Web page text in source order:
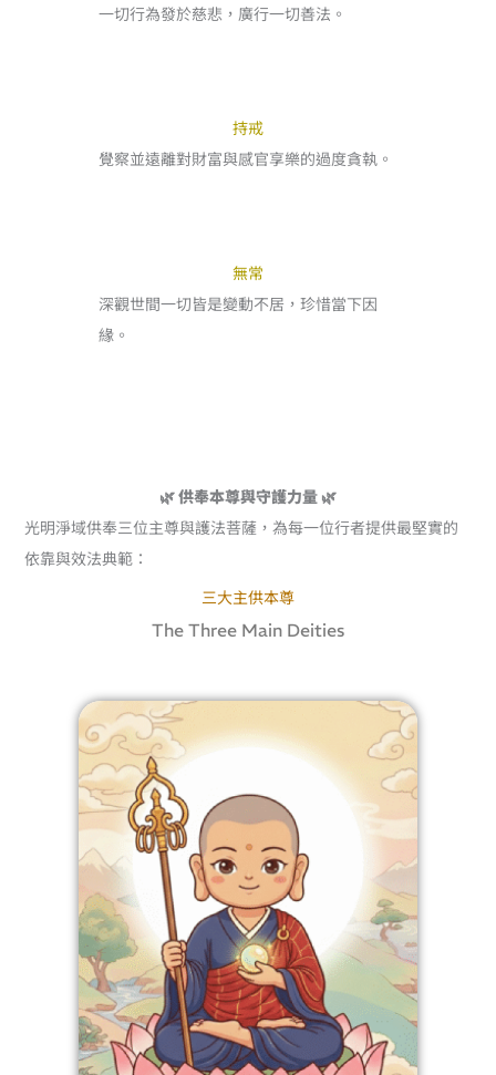
一切行為發於慈悲，廣行一切善法。
持戒
覺察並遠離對財富與感官享樂的過度貪執。
無常
深觀世間一切皆是變動不居，珍惜當下因
緣。
🌿 供奉本尊與守護力量 🌿
光明淨域供奉三位主尊與護法菩薩，為每一位行者提供最堅實的
依靠與效法典範：
三大主供本尊
The Three Main Deities